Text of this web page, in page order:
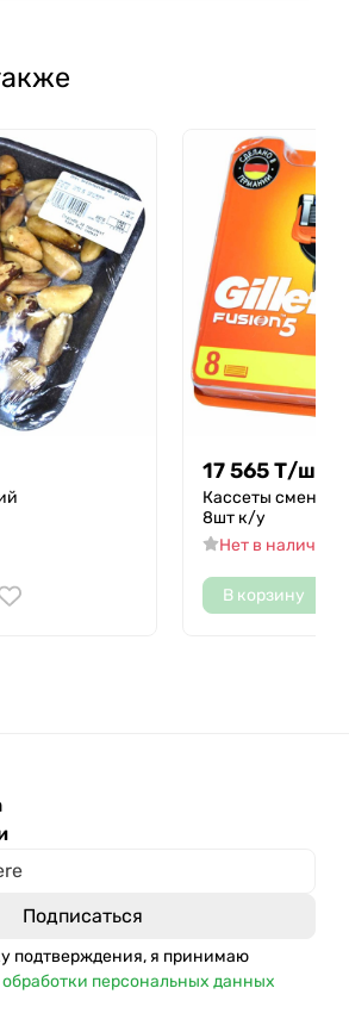
17 565Т/шт.
Кассеты
8шт к/у
Нет в наличии
В корзину
подтверждения, я принимаю
персональных данных